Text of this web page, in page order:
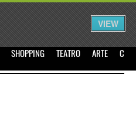
Assine Iniciar Sessão
SHOPPING TEATRO ARTE
VIEW